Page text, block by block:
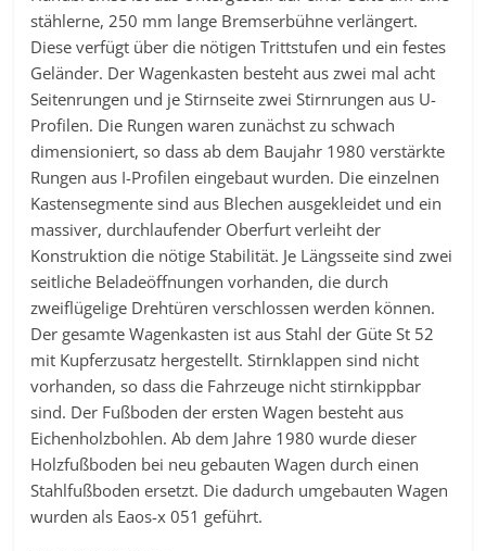
stählerne, 250 mm lange Bremserbühne verlängert.
Diese verfügt über die nötigen Trittstufen und ein festes
Geländer. Der Wagenkasten besteht aus zwei mal acht
Seitenrungen und je Stirnseite zwei Stirnrungen aus U-
Profilen. Die Rungen waren zunächst zu schwach
dimensioniert, so dass ab dem Baujahr 1980 verstärkte
Rungen aus I-Profilen eingebaut wurden. Die einzelnen
Kastensegmente sind aus Blechen ausgekleidet und ein
massiver, durchlaufender Oberfurt verleiht der
Konstruktion die nötige Stabilität. Je Längsseite sind zwei
seitliche Beladeöffnungen vorhanden, die durch
zweiflügelige Drehtüren verschlossen werden können.
Der gesamte Wagenkasten ist aus Stahl der Güte St 52
mit Kupferzusatz hergestellt. Stirnklappen sind nicht
vorhanden, so dass die Fahrzeuge nicht stirnkippbar
sind. Der Fußboden der ersten Wagen besteht aus
Eichenholzbohlen. Ab dem Jahre 1980 wurde dieser
Holzfußboden bei neu gebauten Wagen durch einen
Stahlfußboden ersetzt. Die dadurch umgebauten Wagen
wurden als Eaos-x 051 geführt.